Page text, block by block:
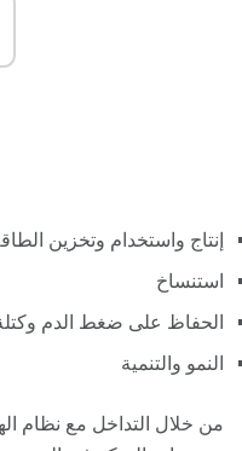
إنتاج واستخدام وتخزين
استنساخ
الحفاظ على ضغط الدم
النمو والتنمية
من خلال التداخل مع نظام